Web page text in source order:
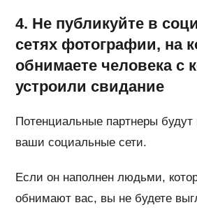
4. Не публикуйте в
сетях фотографии, на
обнимаете человека с
устроили свидание
Потенциальные партнеры будут
ваши социальные сети.
Если он наполнен людьми,
обнимают вас, вы не будете